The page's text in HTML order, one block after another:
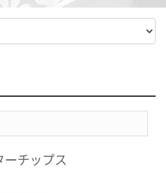
ーチップス